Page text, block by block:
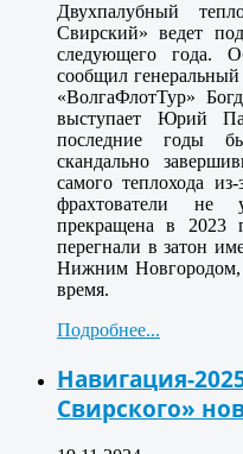
Двухпалубный
Свирский» ведет
следующего года.
сообщил генеральный
«ВолгаФлотТур»
выступает Юрий
последние годы
скандально
самого теплохода
фрахтователи не
прекращена в 2023
перегнали в затон
Нижним Новгородом,
время.
Подробнее...
Навигация-
Свирского»